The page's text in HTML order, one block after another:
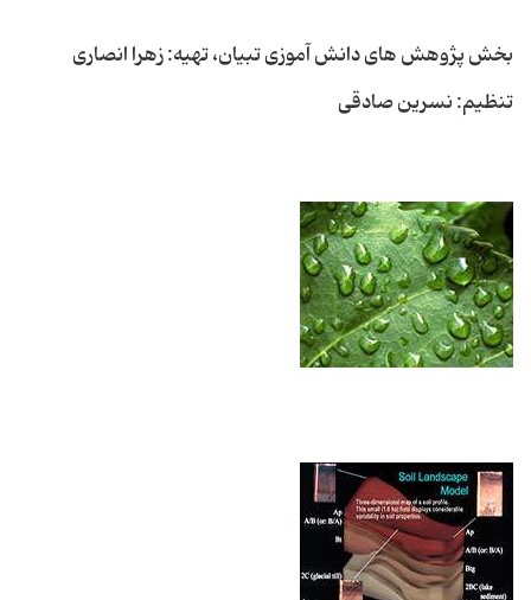
بخش پژوهش های دانش آموزی تبیان، تهیه: زهرا انصاری
تنظیم: نسرین صادقی